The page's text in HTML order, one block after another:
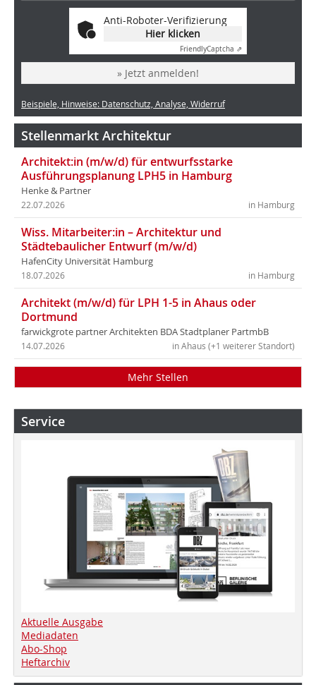
Anti-Roboter-Verifizierung
Hier klicken
FriendlyCaptcha ⇗
» Jetzt anmelden!
Beispiele, Hinweise: Datenschutz, Analyse, Widerruf
Stellenmarkt Architektur
Architekt:in (m/w/d) für entwurfsstarke
Ausführungsplanung LPH5 in Hamburg
Henke & Partner
in Hamburg
22.07.2026
Wiss. Mitarbeiter:in – Architektur und
Städtebaulicher Entwurf (m/w/d)
HafenCity Universität Hamburg
in Hamburg
18.07.2026
Architekt (m/w/d) für LPH 1-5 in Ahaus oder
Dortmund
farwickgrote partner Architekten BDA Stadtplaner PartmbB
in Ahaus (+1 weiterer Standort)
14.07.2026
Mehr Stellen
Service
Aktuelle Ausgabe
Mediadaten
Abo-Shop
Heftarchiv